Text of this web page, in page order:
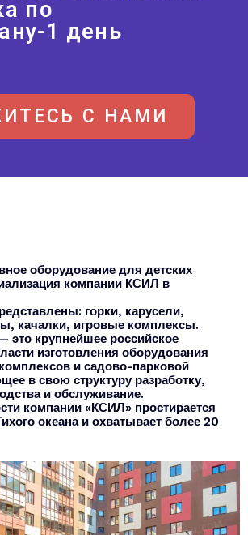
по
1 день
С НАМИ
оборудование для детских
компании КСИЛ в
горки, карусели,
качалки, игровые комплексы.
это крупнейшее российское
изготовления оборудования
и садово-парковой
в свою структуру разработку,
и обслуживание.
компании «КСИЛ» простирается
океана и охватывает более 20